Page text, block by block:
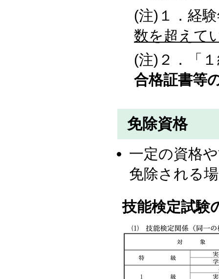
(注)１．経
数を超えて
(注)２．「
合格証書等
免除資格
一定の資格
免除される
技能検定試験